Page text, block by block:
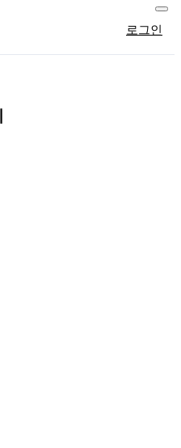
로그인